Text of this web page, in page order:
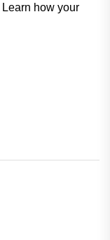
Learn how your